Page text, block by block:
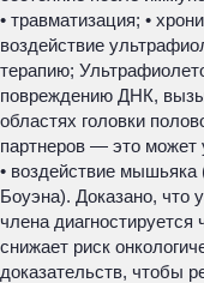
• травматизация; •
воздействие
терапию;
повреждению ДНК,
областях головки
партнеров — это может
• воздействие мышьяка
Боуэна). Доказано, что
члена
снижает риск
доказательств, чтобы